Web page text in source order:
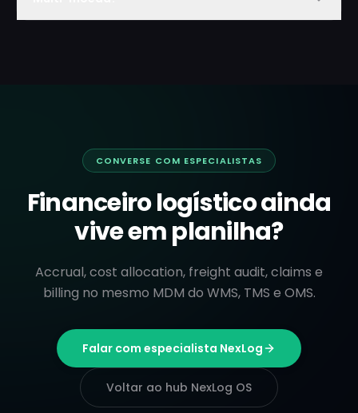
CONVERSE COM ESPECIALISTAS
Financeiro logístico ainda
vive em planilha?
Accrual, cost allocation, freight audit, claims e
billing no mesmo MDM do WMS, TMS e OMS.
Falar com especialista NexLog
Voltar ao hub NexLog OS